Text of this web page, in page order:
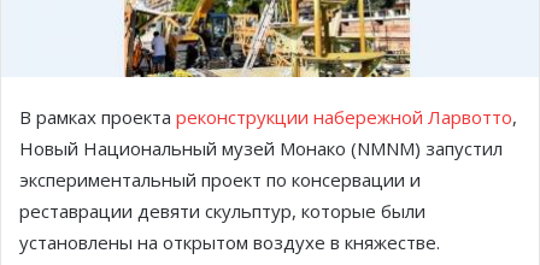
В рамках проекта реконструкции набережной Ларвотто,
Новый Национальный музей Монако (NMNM) запустил
экспериментальный проект по консервации и
реставрации девяти скульптур, которые были
установлены на открытом воздухе в княжестве.